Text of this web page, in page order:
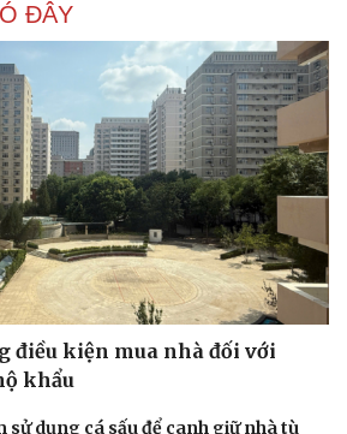
ĐÂY
điều kiện mua nhà đối với
khẩu
sử dụng cá sấu để canh giữ nhà tù